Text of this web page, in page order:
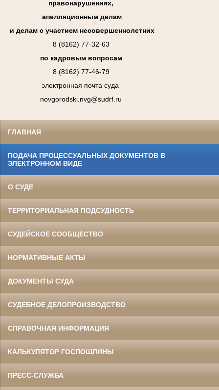
правонарушениях,
апелляционным делам
и делам с участием несовершеннолетних
8 (8162) 77-32-63
по кадровым вопросам
8 (8162) 77-46-79
электронная почта суда
novgorodski.nvg@sudrf.ru
ГЛАВНАЯ
ПОДАЧА ПРОЦЕССУАЛЬНЫХ ДОКУМЕНТОВ В
ЭЛЕКТРОННОМ ВИДЕ
О СУДЕ
ТЕРРИТОРИАЛЬНАЯ ПОДСУДНОСТЬ
СУДЕЙСКОЕ СООБЩЕСТВО
НОРМАТИВНЫЕ АКТЫ
ДОКУМЕНТЫ СУДА
СУДЕБНОЕ ДЕЛОПРОИЗВОДСТВО
СПРАВОЧНАЯ ИНФОРМАЦИЯ
КАЛЬКУЛЯТОР ГОСПОШЛИНЫ
ПРЕСС-СЛУЖБА